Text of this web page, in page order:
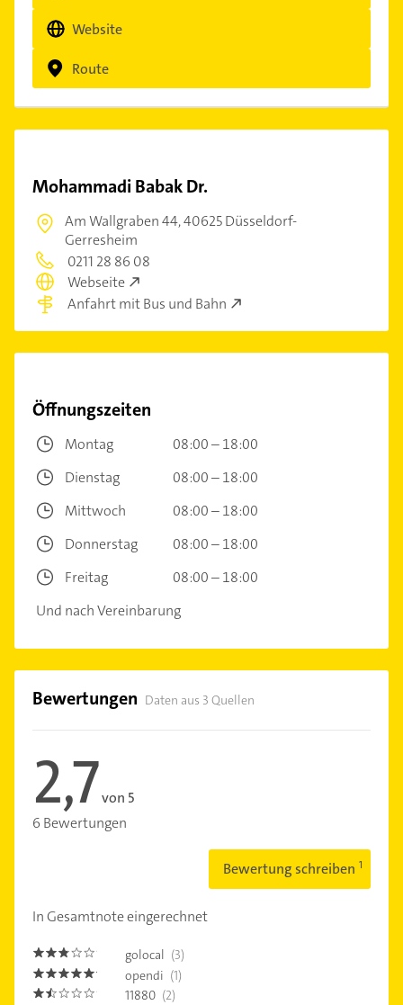
Website
Route
Mohammadi Babak Dr.
Am Wallgraben 44,40625 Düsseldorf-
Gerresheim
0211 28 86 08
Webseite
Anfahrt mit Bus und Bahn
Öffnungszeiten
Montag
08:00 – 18:00
Dienstag
08:00 – 18:00
Mittwoch
08:00 – 18:00
Donnerstag
08:00 – 18:00
Freitag
08:00 – 18:00
Und nach Vereinbarung
Bewertungen Daten aus 3 Quellen
2,7von 5
6 Bewertungen
Bewertung schreiben
In Gesamtnote eingerechnet
2.7 golocal (3)
5.0 opendi (1)
1.5 11880 (2)